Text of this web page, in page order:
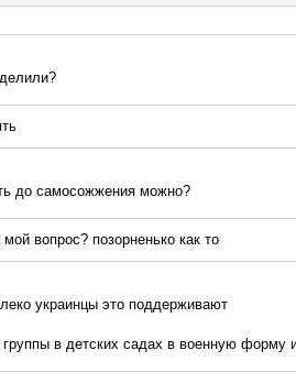
до самосожжения можно?
мой вопрос? позорненько как то
украинцы это поддерживают
группы в детских садах в военную форму